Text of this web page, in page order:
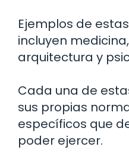
Ejemplos de
incluyen
arquitectura y
Cada una de
sus propias
específicos que
poder ejercer.